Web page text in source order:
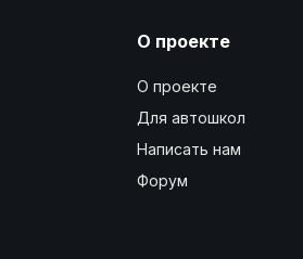
О проекте
О проекте
Для автошкол
Написать нам
Форум